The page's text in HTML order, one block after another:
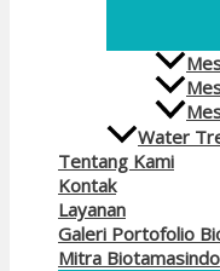
Water
Tentang Kami
Kontak
Layanan
Galeri Portofolio
Mitra Biotamasindo